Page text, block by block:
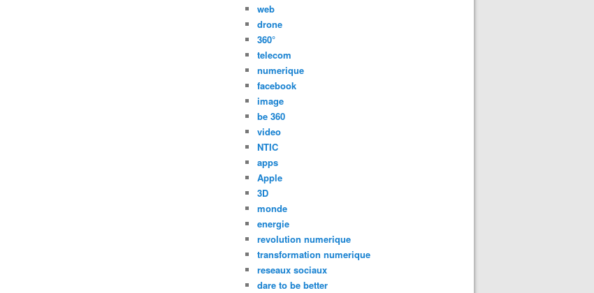
web
drone
360°
telecom
numerique
facebook
image
be 360
video
NTIC
apps
Apple
3D
monde
energie
revolution numerique
transformation numerique
reseaux sociaux
dare to be better